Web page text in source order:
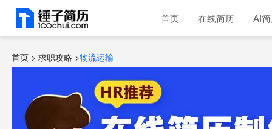
首页 在线简历 AI
首页 > 求职攻略 >物流运输